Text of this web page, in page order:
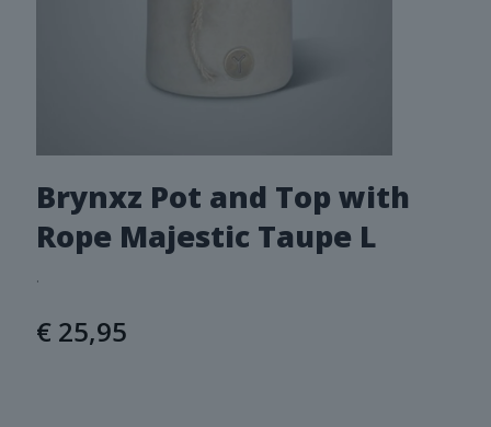
Brynxz Pot and Top with
Rope Majestic Taupe L
.
€ 25,95